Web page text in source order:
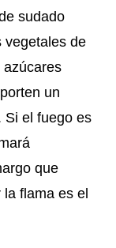
sudado
vegetales de
azúcares
un
Si el fuego es
que
flama es el